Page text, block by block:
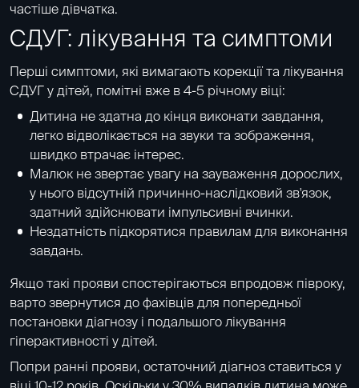
частіше дівчатка.
СДУГ: лікування та симптоми
Перші симптоми, які вимагають корекції та лікування
СДУГ у дітей, помітні вже в 4-5 річному віці:
Дитина не здатна до кінця виконати завдання,
легко відволікається на звуки та зображення,
швидко втрачає інтерес.
Малюк не звертає увагу на зауваження дорослих,
у нього відсутній причинно-наслідковий зв'язок,
здатний здійснювати імпульсивні вчинки.
Нездатність підкорятися правилам для виконання
завдань.
Якщо такі прояви спостерігаються впродовж півроку,
варто звернутися до фахівців для попередньої
постановки діагнозу і подальшого лікування
гіперактивності у дітей.
Попри ранні прояви, остаточний діагноз ставиться у